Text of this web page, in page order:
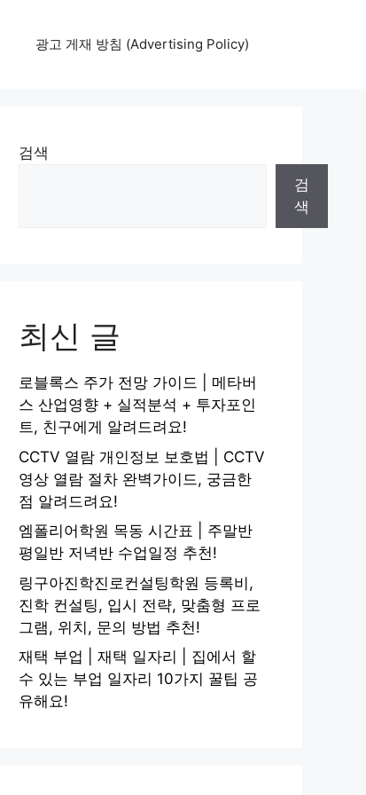
광고 게재 방침 (Advertising Policy)
검색
검
색
최신 글
로블록스 주가 전망 가이드 | 메타버
스 산업영향 + 실적분석 + 투자포인
트, 친구에게 알려드려요!
CCTV 열람 개인정보 보호법 | CCTV
영상 열람 절차 완벽가이드, 궁금한
점 알려드려요!
엠폴리어학원 목동 시간표 | 주말반
평일반 저녁반 수업일정 추천!
링구아진학진로컨설팅학원 등록비,
진학 컨설팅, 입시 전략, 맞춤형 프로
그램, 위치, 문의 방법 추천!
재택 부업 | 재택 일자리 | 집에서 할
수 있는 부업 일자리 10가지 꿀팁 공
유해요!